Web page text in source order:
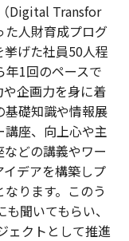
Digital Transfor
人財育成プログ
げた社員50人程
年1回のペースで
企画力を身に着
基礎知識や情報展
座、向上心や主
どの講義やワー
デアを構築しプ
ります。このう
聞いてもらい、
ェクトとして推進